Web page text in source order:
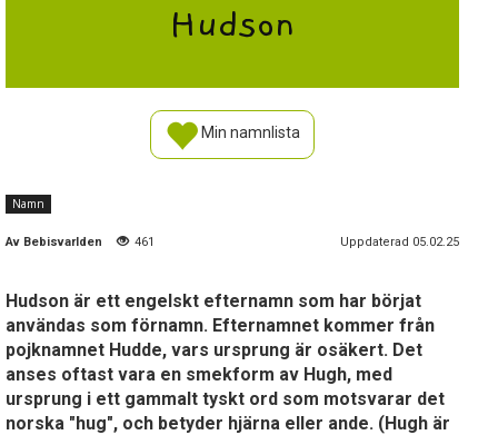
Hudson
Min namnlista
Namn
Av Bebisvarlden 461 Uppdaterad 05.02.25
Hudson är ett engelskt efternamn som har börjat
användas som förnamn. Efternamnet kommer från
pojknamnet Hudde, vars ursprung är osäkert. Det
anses oftast vara en smekform av Hugh, med
ursprung i ett gammalt tyskt ord som motsvarar det
norska "hug", och betyder hjärna eller ande. (Hugh är